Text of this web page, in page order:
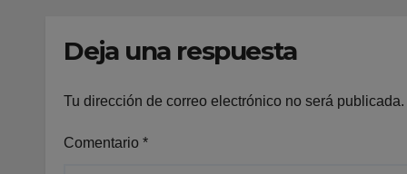
Deja una respuesta
Tu dirección de correo electrónico no será publicada.
Comentario *